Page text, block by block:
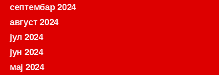
септембар 2024
август 2024
јул 2024
јун 2024
мај 2024